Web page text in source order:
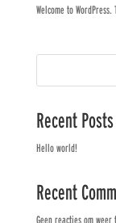
Welcome to
Recent Posts
Hello world!
Recent
Geen reacties om weer